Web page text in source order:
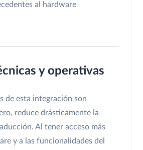
al hardware
y operativas
de esta integración son
reduce drásticamente la
Al tener acceso más
y a las funcionalidades del